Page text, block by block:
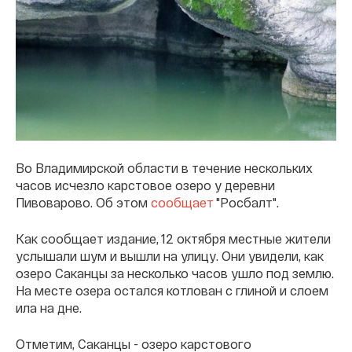
Во Владимирской области в течение нескольких
часов исчезло карстовое озеро у деревни
Пивоварово. Об этом сообщает "Росбалт".
Как сообщает издание, 12 октября местные жители
услышали шум и вышли на улицу. Они увидели, как
озеро Саканцы за несколько часов ушло под землю.
На месте озера остался котлован с глиной и слоем
ила на дне.
Отметим, Саканцы - озеро карстового